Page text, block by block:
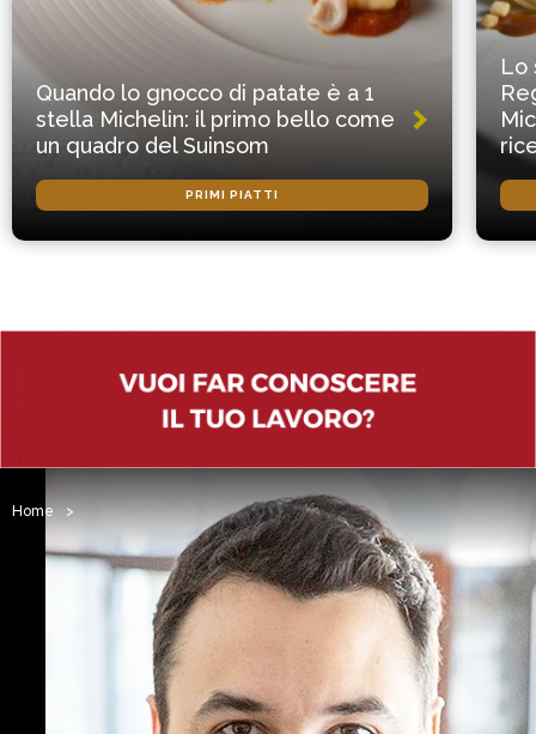
Quando lo gnocco di patate è a 1
stella Michelin: il primo bello come
un quadro del Suinsom
PRIMI PIATTI
Lo
Home >